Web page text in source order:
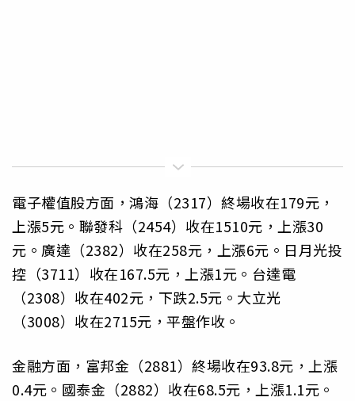
電子權值股方面，鴻海（2317）終場收在179元，
上漲5元。聯發科（2454）收在1510元，上漲30
元。廣達（2382）收在258元，上漲6元。日月光投
控（3711）收在167.5元，上漲1元。台達電
（2308）收在402元，下跌2.5元。大立光
（3008）收在2715元，平盤作收。
金融方面，富邦金（2881）終場收在93.8元，上漲
0.4元。國泰金（2882）收在68.5元，上漲1.1元。